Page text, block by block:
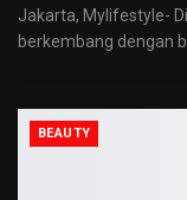
Jakarta, Mylifestyle-
berkembang dengan
BEAUTY